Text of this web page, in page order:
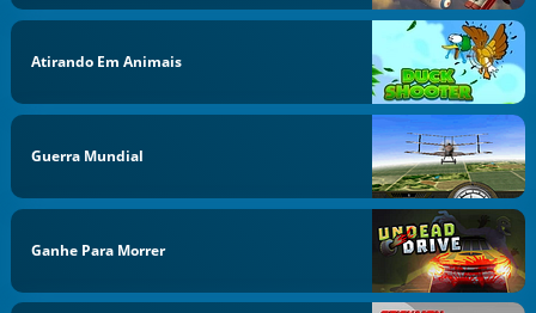
Atirando Em Animais
Guerra Mundial
Ganhe Para Morrer